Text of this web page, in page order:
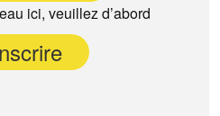
ici, veuillez d’abord